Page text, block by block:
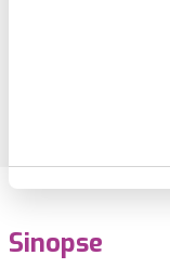
Sinopse